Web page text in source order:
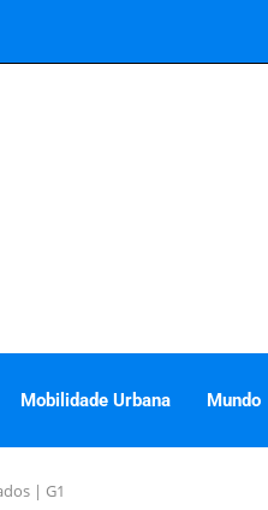
Mobilidade Urbana Mundo
| G1